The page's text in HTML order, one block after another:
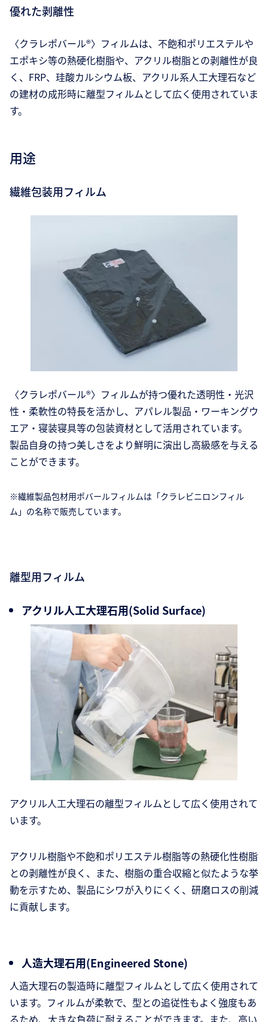
優れた剥離性
〈クラレポバール®〉フィルムは、不飽和ポリエステルや
エポキシ等の熱硬化樹脂や、アクリル樹脂との剥離性が良
く、FRP、珪酸カルシウム板、アクリル系人工大理石など
の建材の成形時に離型フィルムとして広く使用されていま
す。
用途
繊維包装用フィルム
〈クラレポバール®〉フィルムが持つ優れた透明性・光沢
性・柔軟性の特長を活かし、アパレル製品・ワーキングウ
エア・寝装寝具等の包装資材として活用されています。
製品自身の持つ美しさをより鮮明に演出し高級感を与える
ことができます。
※繊維製品包材用ポバールフィルムは「クラレビニロンフィル
ム」の名称で販売しています。
離型用フィルム
アクリル人工大理石用(Solid Surface)
アクリル人工大理石の離型フィルムとして広く使用されて
います。
アクリル樹脂や不飽和ポリエステル樹脂等の熱硬化性樹脂
との剥離性が良く、また、樹脂の重合収縮と似たような挙
動を示すため、製品にシワが入りにくく、研磨ロスの削減
に貢献します。
人造大理石用(Engineered Stone)
人造大理石の製造時に離型フィルムとして広く使用されて
います。フィルムが柔軟で、型との追従性もよく強度もあ
るため、大きな負荷に耐えることができます。また、高い